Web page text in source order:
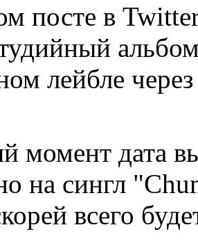
посте в
лейбле
момент дата
на сингл
всего